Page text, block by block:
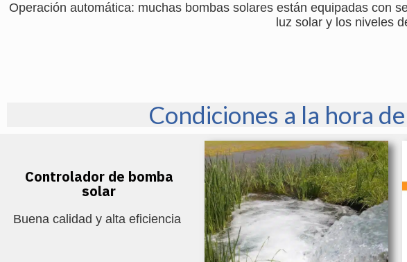
Operación automática: muchas bombas solares están equipadas con
luz solar y los niveles
Condiciones a la hora
Controlador de bomba
solar
Buena calidad y alta eficiencia